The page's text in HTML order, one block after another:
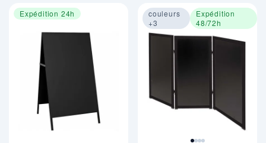
Expédition 24h
couleurs
+3
Expédition
48/72h
Image 1 sur 4